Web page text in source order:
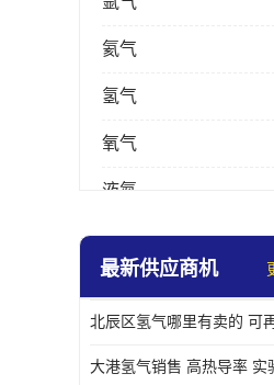
氦气
氢气
氧气
液氮
乙炔
最新供应商机